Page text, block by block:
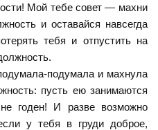
Мой тебе совет — махни
и оставайся навсегда
тебя и отпустить на
подумала и махнула
пусть ею занимаются
годен! И разве возможно
у тебя в груди доброе,